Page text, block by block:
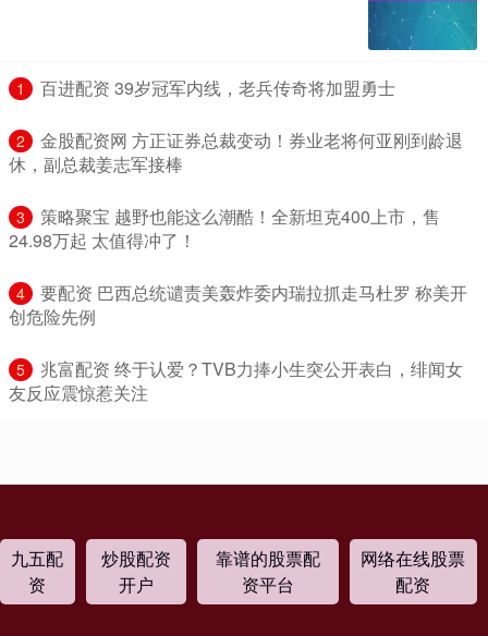
1 ​百进配资 39岁冠军内线，老兵传奇将加盟勇士
2
​金股配资网 方正证券总裁变动！券业老将何亚刚到龄退
休，副总裁姜志军接棒
3
​策略聚宝 越野也能这么潮酷！全新坦克400上市，售
24.98万起 太值得冲了！
4
​要配资 巴西总统谴责美轰炸委内瑞拉抓走马杜罗 称美开
创危险先例
5
​兆富配资 终于认爱？TVB力捧小生突公开表白，绯闻女
友反应震惊惹关注
九五配
资
炒股配资
开户
靠谱的股票配
资平台
网络在线股票
配资